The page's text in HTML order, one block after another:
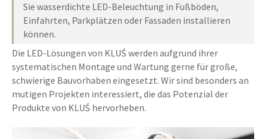
Sie wasserdichte LED-Beleuchtung in Fußböden,
Einfahrten, Parkplätzen oder Fassaden installieren
können.
Die LED-Lösungen von KLUŚ werden aufgrund ihrer
systematischen Montage und Wartung gerne für große,
schwierige Bauvorhaben eingesetzt. Wir sind besonders an
mutigen Projekten interessiert, die das Potenzial der
Produkte von KLUŚ hervorheben.